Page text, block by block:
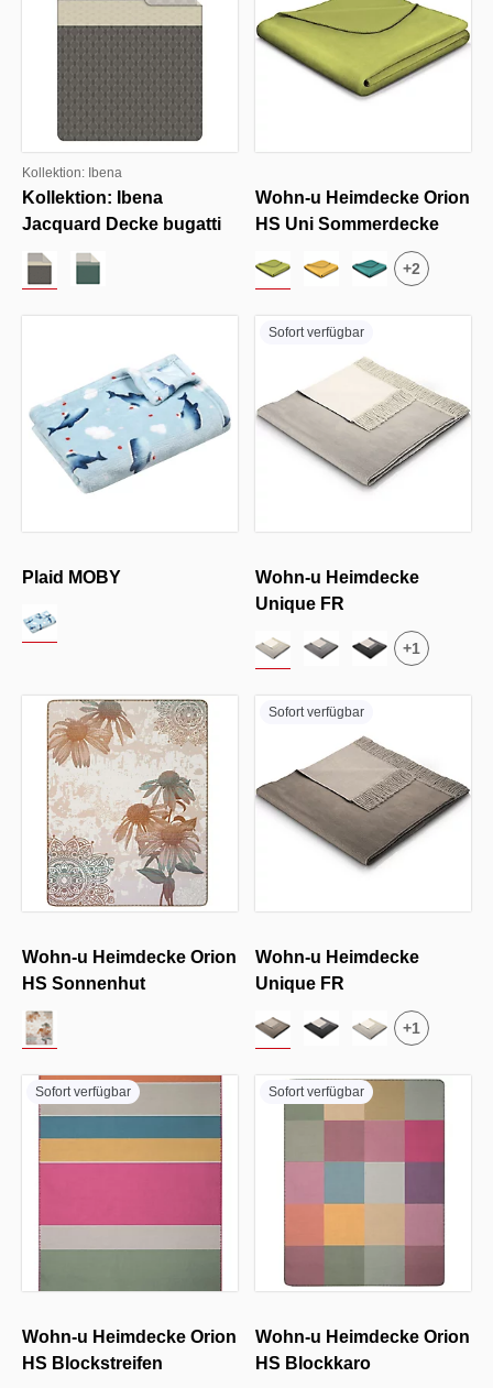
Kollektion: Ibena
Kollektion: Ibena
Jacquard Decke bugatti
Wohn-u Heimdecke Orion
HS Uni Sommerdecke
+2
Plaid MOBY
Sofort verfügbar
Wohn-u Heimdecke
Unique FR
+1
Wohn-u Heimdecke Orion
HS Sonnenhut
Sofort verfügbar
Wohn-u Heimdecke
Unique FR
+1
Sofort verfügbar
Wohn-u Heimdecke Orion
HS Blockstreifen
Sofort verfügbar
Wohn-u Heimdecke Orion
HS Blockkaro